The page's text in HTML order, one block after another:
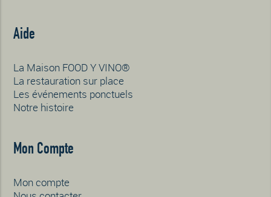
Aide
La Maison FOOD Y VINO®
La restauration sur place
Les événements ponctuels
Notre histoire
Mon Compte
Mon compte